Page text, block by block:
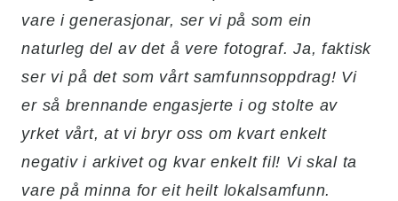
vare i generasjonar, ser vi på som ein
naturleg del av det å vere fotograf. Ja, faktisk
ser vi på det som vårt samfunnsoppdrag! Vi
er så brennande engasjerte i og stolte av
yrket vårt, at vi bryr oss om kvart enkelt
negativ i arkivet og kvar enkelt fil! Vi skal ta
vare på minna for eit heilt lokalsamfunn.